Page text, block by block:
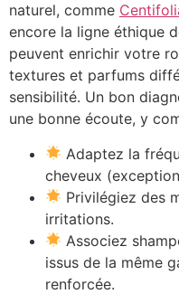
naturel, comme
encore la ligne éthique
peuvent enrichir votre
textures et parfums
sensibilité. Un bon
une bonne écoute, y
Adaptez la
cheveux
Privilégiez des
irritations.
Associez
issus de la même
renforcée.